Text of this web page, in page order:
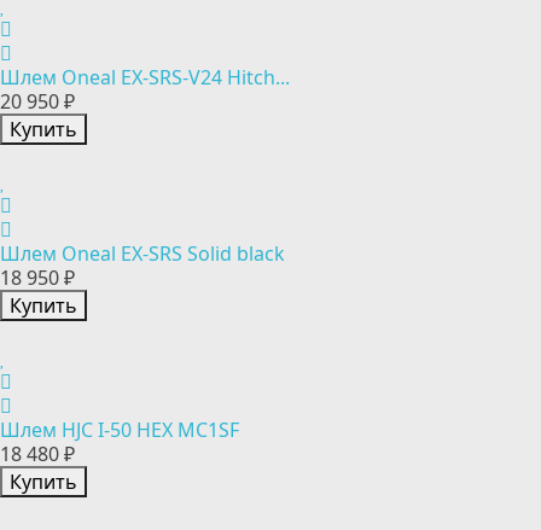
Шлем Oneal EX-SRS-V24 Hitch...
20 950 ₽
Купить
Шлем Oneal EX-SRS Solid black
18 950 ₽
Купить
Шлем HJC I-50 HEX MC1SF
18 480 ₽
Купить